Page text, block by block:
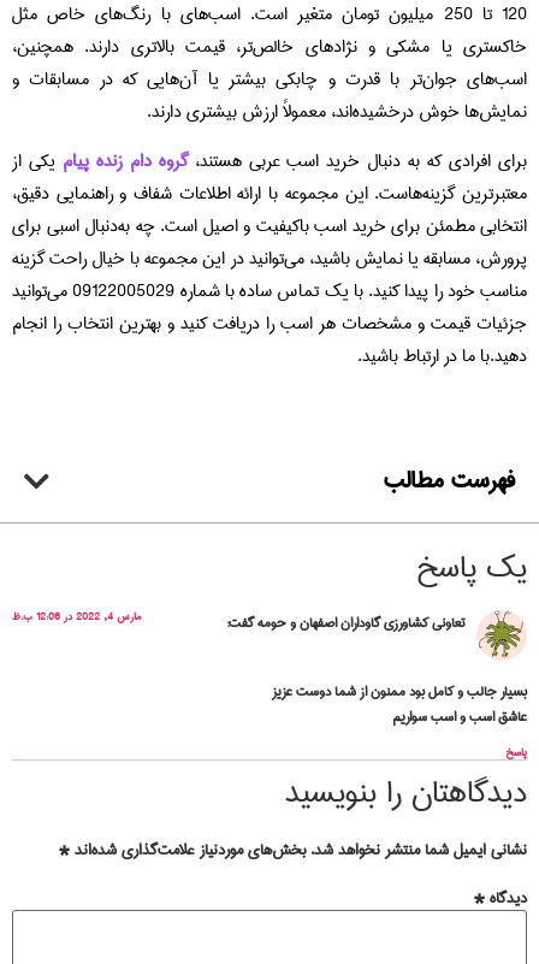
120 تا 250 میلیون تومان متغیر است. اسب‌های با رنگ‌های خاص مثل
خاکستری یا مشکی و نژادهای خالص‌تر، قیمت بالاتری دارند. همچنین،
اسب‌های جوان‌تر با قدرت و چابکی بیشتر یا آن‌هایی که در مسابقات و
نمایش‌ها خوش درخشیده‌اند، معمولاً ارزش بیشتری دارند.
برای افرادی که به دنبال خرید اسب عربی هستند،گروه دام زنده پیام یکی از
معتبرترین گزینه‌هاست. این مجموعه با ارائه اطلاعات شفاف و راهنمایی دقیق،
انتخابی مطمئن برای خرید اسب باکیفیت و اصیل است. چه به‌دنبال اسبی برای
پرورش، مسابقه یا نمایش باشید، می‌توانید در این مجموعه با خیال راحت گزینه
مناسب خود را پیدا کنید. با یک تماس ساده با شماره 09122005029 می‌توانید
جزئیات قیمت و مشخصات هر اسب را دریافت کنید و بهترین انتخاب را انجام
دهید.با ما در ارتباط باشید.
فهرست مطالب
یک پاسخ
تعاونی کشاورزی گاوداران اصفهان و حومهگفت: مارس 4, 2022 در 12:06 ب.ظ
بسیار جالب و کامل بود ممنون از شما دوست عزیز
عاشق اسب و اسب سواریم
پاسخ
دیدگاهتان را بنویسید
نشانی ایمیل شما منتشر نخواهد شد. بخش‌های موردنیاز علامت‌گذاری شده‌اند*
دیدگاه*